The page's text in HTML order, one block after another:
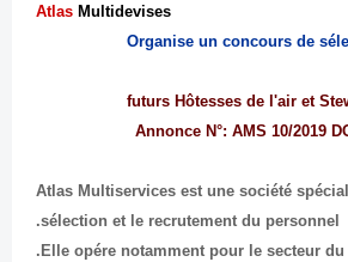
Atlas Multidevises
Organise un concours de
Annonce N°: AMS 10/2019
Atlas Multiservices est une société
sélection et le recrutement du personnel.
Elle opére notamment pour le secteur du